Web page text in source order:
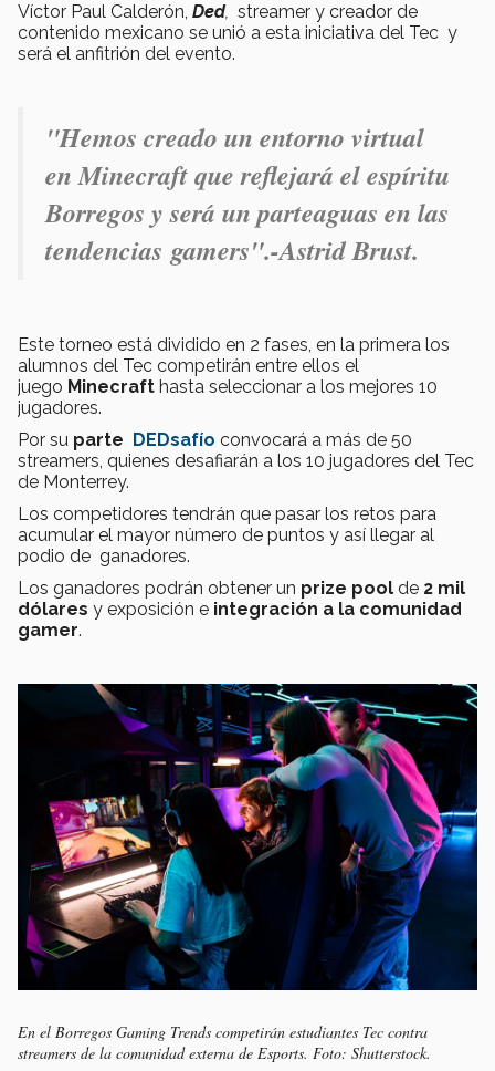
Víctor Paul Calderón, Ded, streamer y creador de
contenido mexicano se unió a esta iniciativa del Tec y
será el anfitrión del evento.
"Hemos creado un entorno virtual
en Minecraft que reflejará el espíritu
Borregos y será un parteaguas en las
tendencias gamers".-Astrid Brust.
Este torneo está dividido en 2 fases, en la primera los
alumnos del Tec competirán entre ellos el
juego Minecraft hasta seleccionar a los mejores 10
jugadores.
Por su parte DEDsafío convocará a más de 50
streamers, quienes desafiarán a los 10 jugadores del Tec
de Monterrey.
Los competidores tendrán que pasar los retos para
acumular el mayor número de puntos y así llegar al
podio de ganadores.
Los ganadores podrán obtener un prize pool de 2 mil
dólares y exposición e integración a la comunidad
gamer.
En el Borregos Gaming Trends competirán estudiantes Tec contra
streamers de la comunidad externa de Esports. Foto: Shutterstock.